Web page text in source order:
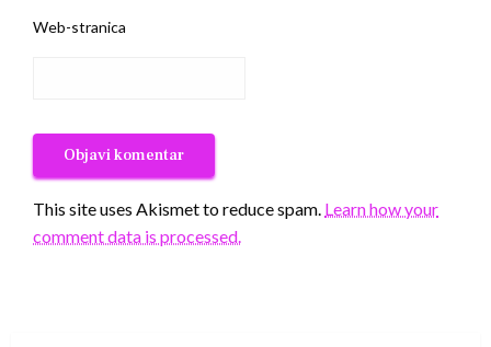
Web-stranica
This site uses Akismet to reduce spam. Learn how your
comment data is processed.